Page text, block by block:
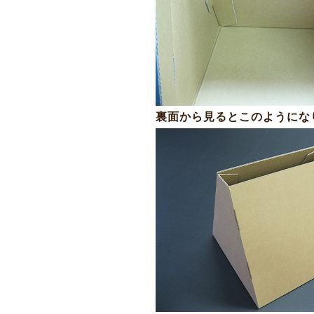
裏面から見るとこのようにな